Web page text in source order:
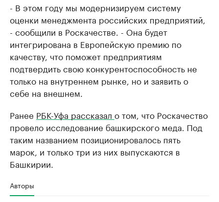
- В этом году мы модернизируем систему
оценки менеджмента российских предприятий,
- сообщили в Роскачестве. - Она будет
интегрирована в Европейскую премию по
качеству, что поможет предприятиям
подтвердить свою конкурентоспособность не
только на внутреннем рынке, но и заявить о
себе на внешнем.
Ранее РБК-Уфа рассказал о том, что Роскачество
провело исследование башкирского меда. Под
таким названием позиционировалось пять
марок, и только три из них выпускаются в
Башкирии.
Авторы